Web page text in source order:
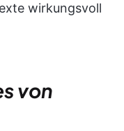
wirkungsvoll
von